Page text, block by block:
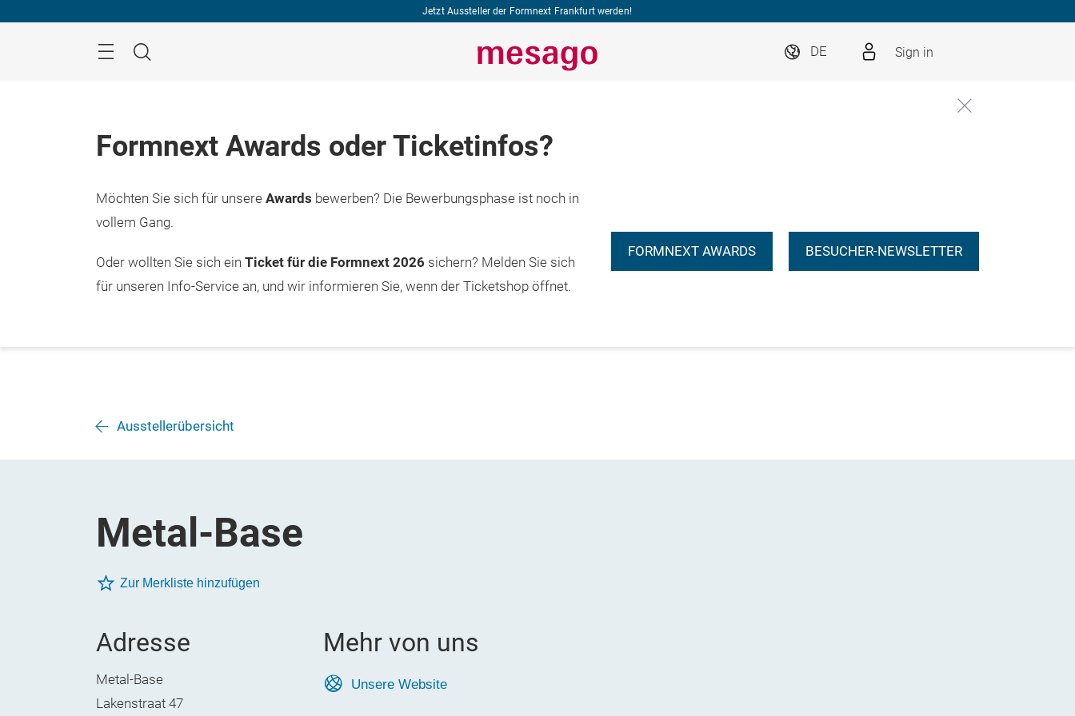
Jetzt Aussteller der Formnext Frankfurt werden!
Suche
DE Sign in
Formnext Awards oder Ticketinfos?
Möchten Sie sich für unsere Awards bewerben? Die Bewerbungsphase ist noch in
vollem Gang.
Oder wollten Sie sich ein Ticket für die Formnext 2026 sichern? Melden Sie sich
für unseren Info-Service an, und wir informieren Sie, wenn der Ticketshop öffnet.
FORMNEXT AWARDS BESUCHER-NEWSLETTER
Ausstellerübersicht
Metal-Base
Zur Merkliste hinzufügen
Adresse
Metal-Base
Lakenstraat 47
Mehr von uns
Unsere Website